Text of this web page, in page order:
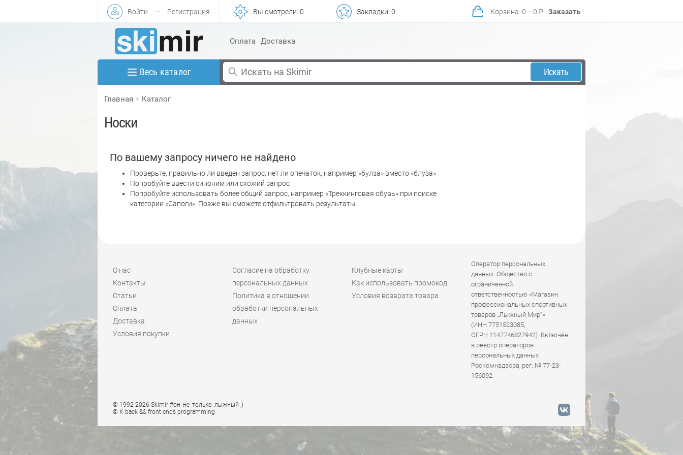
Войти — Регистрация Вы смотрели: 0 Закладки: 0 Корзина: 0 − 0 ₽ Заказать
Оплата Доставка
Весь каталог Искать
Главная Каталог
Носки
По вашему запросу ничего не найдено
Проверьте, правильно ли введен запрос, нет ли опечаток, например «булза» вместо «блуза»
Попробуйте ввести синоним или схожий запрос
Попробуйте использовать более общий запрос, например «Треккинговая обувь» при поиске
категории «Сапоги». Позже вы сможете отфильтровать результаты.
О нас
Контакты
Статьи
Оплата
Доставка
Условия покупки
Согласие на обработку
персональных данных
Политика в отношении
обработки персональных
данных
Клубные карты
Как использовать промокод
Условия возврата товара
Оператор персональных
данных: Общество с
ограниченной
ответственностью «Магазин
профессиональных спортивных
товаров „Лыжный Мир“»
(ИНН 7751523085,
ОГРН 1147746827942). Включён
в реестр операторов
персональных данных
Роскомнадзора, рег. № 77-23-
156092.
© 1992-2026 Skimir #он_не_только_лыжный ;)
© K back && front ends programming